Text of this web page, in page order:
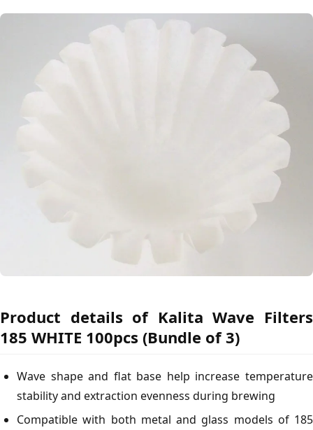
Product details of Kalita Wave Filters
185 WHITE 100pcs (Bundle of 3)
Wave shape and flat base help increase temperature
stability and extraction evenness during brewing
Compatible with both metal and glass models of 185